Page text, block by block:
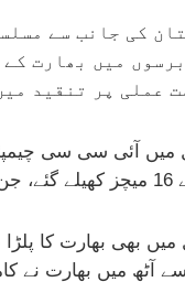
کی جانب سے
میں بھارت
عملی پر تنقید
میں اوول میں آئی سی
میں بھی بھارت کا
نے کامیابی حاصل کی جبکہ